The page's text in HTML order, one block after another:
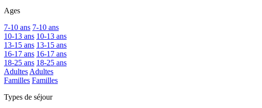
Ages
7-10 ans 7-10 ans
10-13 ans 10-13 ans
13-15 ans 13-15 ans
16-17 ans 16-17 ans
18-25 ans 18-25 ans
AdultesAdultes
Familles Familles
Types de séjour